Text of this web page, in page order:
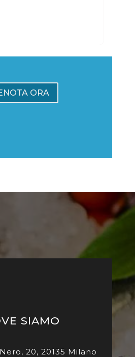
ORA
SIAMO
20, 20135 Milano